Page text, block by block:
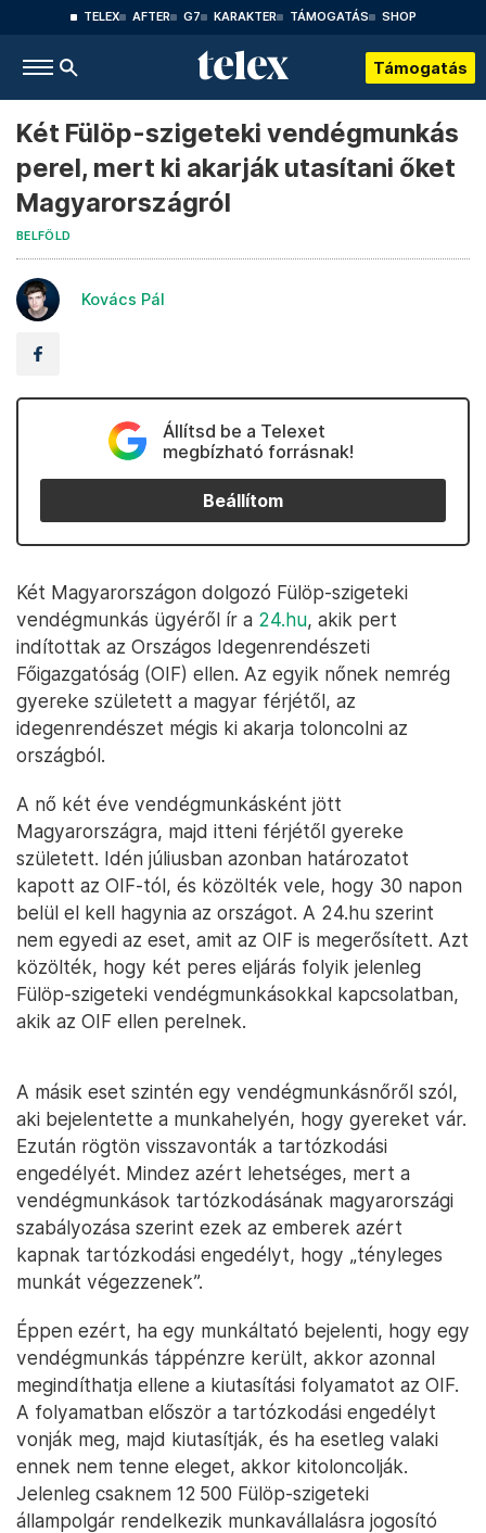
TELEX AFTER G7 KARAKTER TÁMOGATÁS SHOP
Támogatás
Két Fülöp-szigeteki vendégmunkás
perel, mert ki akarják utasítani őket
Magyarországról
BELFÖLD
Kovács Pál
Állítsd be a Telexet
megbízható forrásnak!
Beállítom
Két Magyarországon dolgozó Fülöp-szigeteki
vendégmunkás ügyéről ír a 24.hu, akik pert
indítottak az Országos Idegenrendészeti
Főigazgatóság (OIF) ellen. Az egyik nőnek nemrég
gyereke született a magyar férjétől, az
idegenrendészet mégis ki akarja toloncolni az
országból.
A nő két éve vendégmunkásként jött
Magyarországra, majd itteni férjétől gyereke
született. Idén júliusban azonban határozatot
kapott az OIF-tól, és közölték vele, hogy 30 napon
belül el kell hagynia az országot. A 24.hu szerint
nem egyedi az eset, amit az OIF is megerősített. Azt
közölték, hogy két peres eljárás folyik jelenleg
Fülöp-szigeteki vendégmunkásokkal kapcsolatban,
akik az OIF ellen perelnek.
A másik eset szintén egy vendégmunkásnőről szól,
aki bejelentette a munkahelyén, hogy gyereket vár.
Ezután rögtön visszavonták a tartózkodási
engedélyét. Mindez azért lehetséges, mert a
vendégmunkások tartózkodásának magyarországi
szabályozása szerint ezek az emberek azért
kapnak tartózkodási engedélyt, hogy „tényleges
munkát végezzenek”.
Éppen ezért, ha egy munkáltató bejelenti, hogy egy
vendégmunkás táppénzre került, akkor azonnal
megindíthatja ellene a kiutasítási folyamatot az OIF.
A folyamatban először a tartózkodási engedélyt
vonják meg, majd kiutasítják, és ha esetleg valaki
ennek nem tenne eleget, akkor kitoloncolják.
Jelenleg csaknem 12 500 Fülöp-szigeteki
állampolgár rendelkezik munkavállalásra jogosító